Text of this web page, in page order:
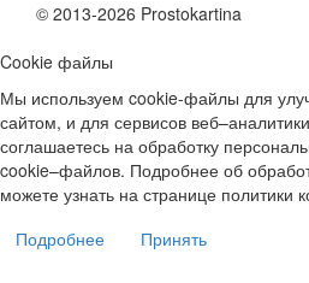
© 2013-2026 Prostokartina
Cookie файлы
Мы используем cookie-файлы для
сайтом, и для сервисов
соглашаетесь на обработку
cookie–файлов. Подробнее об
можете узнать на странице политики
Подробнее
Принять